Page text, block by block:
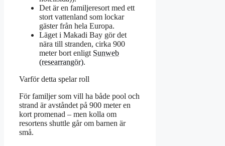
Det är en familjeresort med ett
stort vattenland som lockar
gäster från hela Europa.
Läget i Makadi Bay gör det
nära till stranden, cirka 900
meter bort enligt Sunweb
(researrangör).
Varför detta spelar roll
För familjer som vill ha både pool och
strand är avståndet på 900 meter en
kort promenad – men kolla om
resortens shuttle går om barnen är
små.